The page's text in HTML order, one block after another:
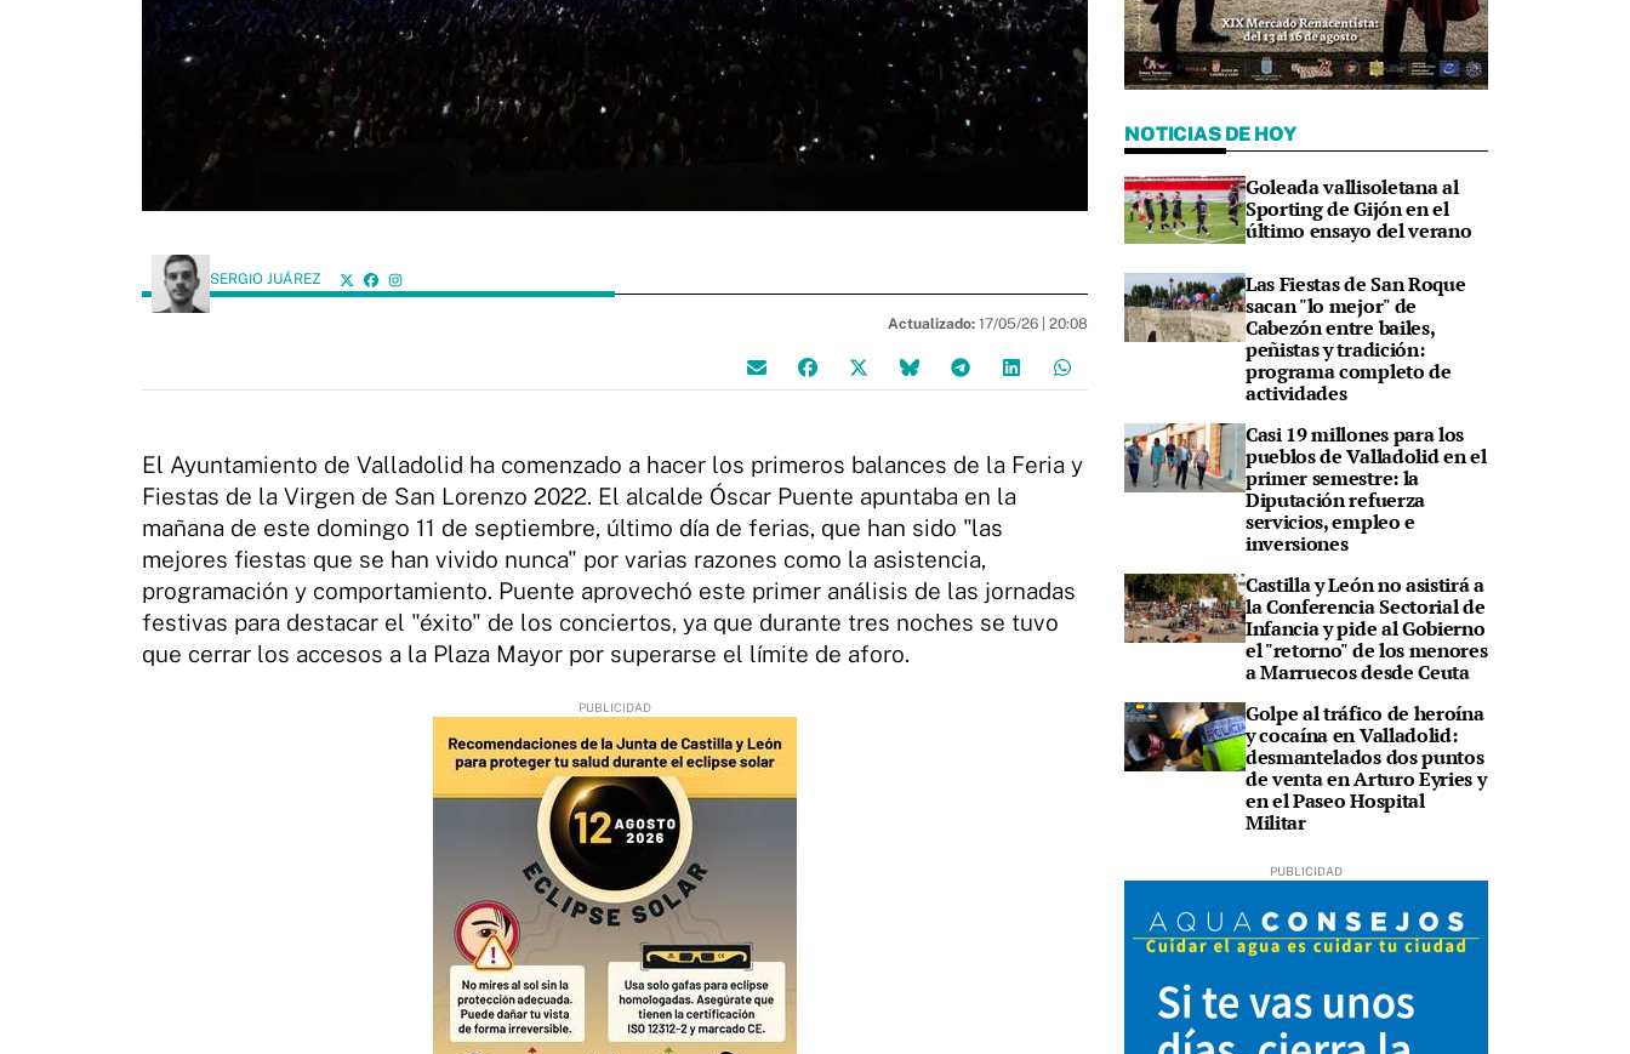
SERGIO JUÁREZ
Actualizado: 17/05/26 | 20:08
El Ayuntamiento de Valladolid ha comenzado a hacer los primeros balances de la Feria y
Fiestas de la Virgen de San Lorenzo 2022. El alcalde Óscar Puente apuntaba en la
mañana de este domingo 11 de septiembre, último día de ferias, que han sido "las
mejores fiestas que se han vivido nunca" por varias razones como la asistencia,
programación y comportamiento. Puente aprovechó este primer análisis de las jornadas
festivas para destacar el "éxito" de los conciertos, ya que durante tres noches se tuvo
que cerrar los accesos a la Plaza Mayor por superarse el límite de aforo.
NOTICIAS DE HOY
Goleada vallisoletana al
Sporting de Gijón en el
último ensayo del verano
Las Fiestas de San Roque
sacan "lo mejor" de
Cabezón entre bailes,
peñistas y tradición:
programa completo de
actividades
Casi 19 millones para los
pueblos de Valladolid en el
primer semestre: la
Diputación refuerza
servicios, empleo e
inversiones
Castilla y León no asistirá a
la Conferencia Sectorial de
Infancia y pide al Gobierno
el "retorno" de los menores
a Marruecos desde Ceuta
Golpe al tráfico de heroína
y cocaína en Valladolid:
desmantelados dos puntos
de venta en Arturo Eyries y
en el Paseo Hospital
Militar